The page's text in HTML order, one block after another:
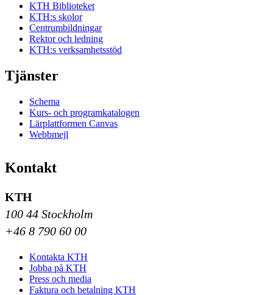
KTH Biblioteket
KTH:s skolor
Centrumbildningar
Rektor och ledning
KTH:s verksamhetsstöd
Tjänster
Schema
Kurs- och programkatalogen
Lärplattformen Canvas
Webbmejl
Kontakt
KTH
100 44 Stockholm
+46 8 790 60 00
Kontakta KTH
Jobba på KTH
Press och media
Faktura och betalning KTH